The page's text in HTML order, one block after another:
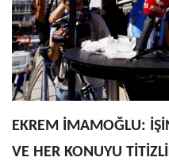
EKREM İMAMOĞLU:
VE HER KONUYU